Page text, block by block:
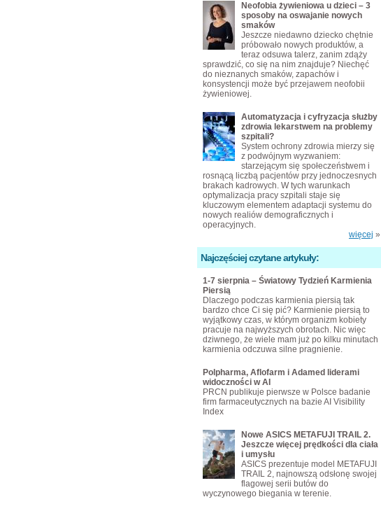
Neofobia żywieniowa u dzieci – 3
sposoby na oswajanie nowych
smaków
Jeszcze niedawno dziecko chętnie
próbowało nowych produktów, a
teraz odsuwa talerz, zanim zdąży
sprawdzić, co się na nim znajduje? Niechęć
do nieznanych smaków, zapachów i
konsystencji może być przejawem neofobii
żywieniowej.
Automatyzacja i cyfryzacja służby
zdrowia lekarstwem na problemy
szpitali?
System ochrony zdrowia mierzy się
z podwójnym wyzwaniem:
starzejącym się społeczeństwem i
rosnącą liczbą pacjentów przy jednoczesnych
brakach kadrowych. W tych warunkach
optymalizacja pracy szpitali staje się
kluczowym elementem adaptacji systemu do
nowych realiów demograficznych i
operacyjnych.
więcej »
Najczęściej czytane artykuły:
1-7 sierpnia – Światowy Tydzień Karmienia
Piersią
Dlaczego podczas karmienia piersią tak
bardzo chce Ci się pić? Karmienie piersią to
wyjątkowy czas, w którym organizm kobiety
pracuje na najwyższych obrotach. Nic więc
dziwnego, że wiele mam już po kilku minutach
karmienia odczuwa silne pragnienie.
Polpharma, Aflofarm i Adamed liderami
widoczności w AI
PRCN publikuje pierwsze w Polsce badanie
firm farmaceutycznych na bazie AI Visibility
Index
Nowe ASICS METAFUJI TRAIL 2.
Jeszcze więcej prędkości dla ciała
i umysłu
ASICS prezentuje model METAFUJI
TRAIL 2, najnowszą odsłonę swojej
flagowej serii butów do
wyczynowego biegania w terenie.